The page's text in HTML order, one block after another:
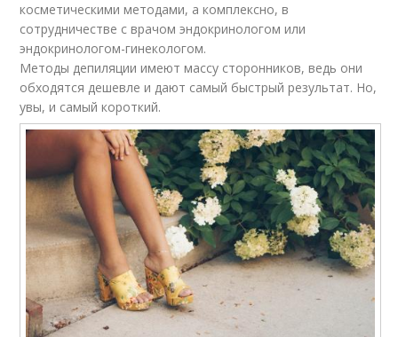
косметическими методами, а комплексно, в
сотрудничестве с врачом эндокринологом или
эндокринологом-гинекологом.
Методы депиляции имеют массу сторонников, ведь они
обходятся дешевле и дают самый быстрый результат. Но,
увы, и самый короткий.